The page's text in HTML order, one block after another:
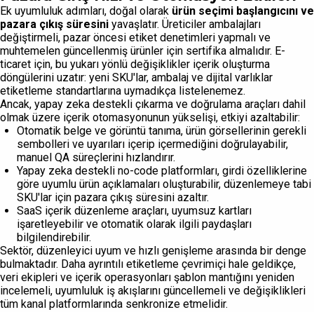
Ek uyumluluk adımları, doğal olarak ürün seçimi başlangıcını ve
pazara çıkış süresini yavaşlatır. Üreticiler ambalajları
değiştirmeli, pazar öncesi etiket denetimleri yapmalı ve
muhtemelen güncellenmiş ürünler için sertifika almalıdır. E-
ticaret için, bu yukarı yönlü değişiklikler içerik oluşturma
döngülerini uzatır: yeni SKU'lar, ambalaj ve dijital varlıklar
etiketleme standartlarına uymadıkça listelenemez.
Ancak, yapay zeka destekli çıkarma ve doğrulama araçları dahil
olmak üzere içerik otomasyonunun yükselişi, etkiyi azaltabilir:
Otomatik belge ve görüntü tanıma, ürün görsellerinin gerekli
sembolleri ve uyarıları içerip içermediğini doğrulayabilir,
manuel QA süreçlerini hızlandırır.
Yapay zeka destekli no-code platformları, girdi özelliklerine
göre uyumlu ürün açıklamaları oluşturabilir, düzenlemeye tabi
SKU'lar için pazara çıkış süresini azaltır.
SaaS içerik düzenleme araçları, uyumsuz kartları
işaretleyebilir ve otomatik olarak ilgili paydaşları
bilgilendirebilir.
Sektör, düzenleyici uyum ve hızlı genişleme arasında bir denge
bulmaktadır. Daha ayrıntılı etiketleme çevrimiçi hale geldikçe,
veri ekipleri ve içerik operasyonları şablon mantığını yeniden
incelemeli, uyumluluk iş akışlarını güncellemeli ve değişiklikleri
tüm kanal platformlarında senkronize etmelidir.